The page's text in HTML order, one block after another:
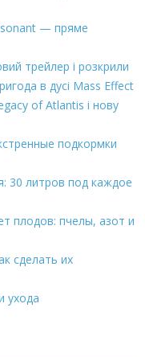
— пряме
трейлер і розкрили
в дусі Mass Effect
of Atlantis і нову
подкормки
30 литров под каждое
плодов: пчелы, азот и
сделать их
ухода